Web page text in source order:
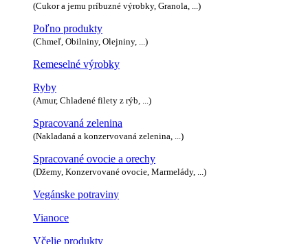
(Cukor a jemu príbuzné výrobky, Granola, ...)
Poľno produkty
(Chmeľ, Obilniny, Olejniny, ...)
Remeselné výrobky
Ryby
(Amur, Chladené filety z rýb, ...)
Spracovaná zelenina
(Nakladaná a konzervovaná zelenina, ...)
Spracované ovocie a orechy
(Džemy, Konzervované ovocie, Marmelády, ...)
Vegánske potraviny
Vianoce
Včelie produkty